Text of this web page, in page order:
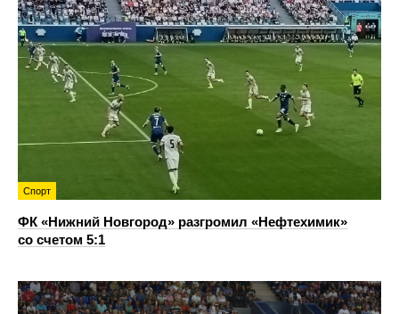
Спорт
ФК «Нижний Новгород» разгромил «Нефтехимик»
со счетом 5:1